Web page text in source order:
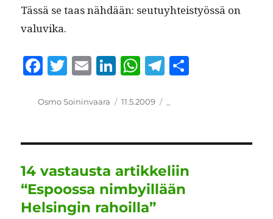
Tässä se taas nähdään: seu­tuy­hteistyössä on
valuvika.
F
c
b
o
o
k
T
it
r
E
ai
Li
k
d
I
n
W
at
A
p
p
T
e
r
a
m
Kirjoittaja
Osmo Soininvaara Julkaistu
11.5.2009
14 vastausta artikkeliin
“Espoossa nimbyillään
Helsingin rahoilla”